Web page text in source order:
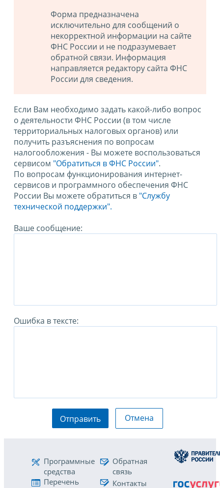
Форма предназначена
исключительно для сообщений о
некорректной информации на сайте
ФНС России и не подразумевает
обратной связи. Информация
направляется редактору сайта ФНС
России для сведения.
Если Вам необходимо задать какой-либо вопрос
о деятельности ФНС России (в том числе
территориальных налоговых органов) или
получить разъяснения по вопросам
налогообложения - Вы можете воспользоваться
сервисом "Обратиться в ФНС России".
По вопросам функционирования интернет-
сервисов и программного обеспечения ФНС
России Вы можете обратиться в "Службу
технической поддержки".
Ваше сообщение:
Ошибка в тексте:
Отправить Отмена
Программные
средства
Перечень
Обратная
связь
Контакты